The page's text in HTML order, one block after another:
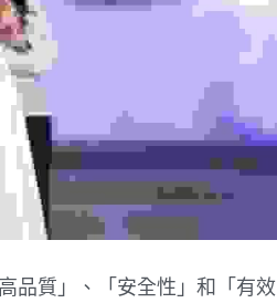
品質」、「安全性」和「有效